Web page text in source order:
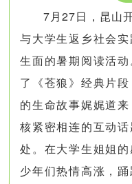
7月27日，昆山
与大学生返乡社会
生面的暑期阅读活
了《苍狼》经典片
的生命故事娓娓道
核紧密相连的互动
处。在大学生姐姐
少年们热情高涨，